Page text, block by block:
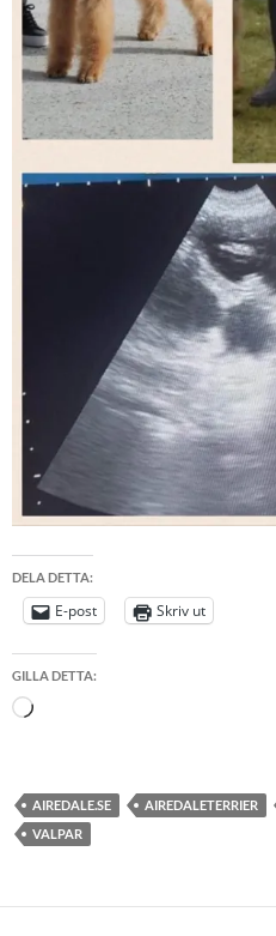
DELA DETTA:
E-post Skriv ut
GILLA DETTA:
Laddar
AIREDALE.SE AIREDALETERRIER
VALPAR